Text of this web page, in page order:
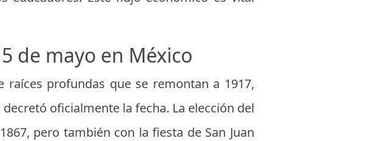
de mayo en México
profundas que se remontan a 1917,
oficialmente la fecha. La elección del
pero también con la fiesta de San Juan